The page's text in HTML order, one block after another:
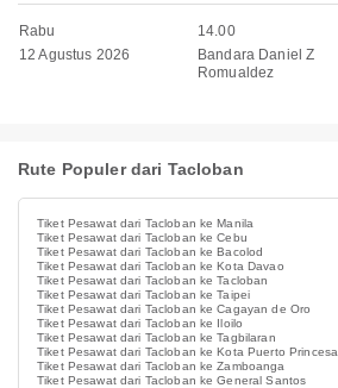
Rabu
12 Agustus 2026
14.00
Bandara Daniel Z
Romualdez
Rute Populer dari Tacloban
Tiket Pesawat dari Tacloban ke Manila
Tiket Pesawat dari Tacloban ke Cebu
Tiket Pesawat dari Tacloban ke Bacolod
Tiket Pesawat dari Tacloban ke Kota Davao
Tiket Pesawat dari Tacloban ke Tacloban
Tiket Pesawat dari Tacloban ke Taipei
Tiket Pesawat dari Tacloban ke Cagayan de Oro
Tiket Pesawat dari Tacloban ke Iloilo
Tiket Pesawat dari Tacloban ke Tagbilaran
Tiket Pesawat dari Tacloban ke Kota Puerto Princesa
Tiket Pesawat dari Tacloban ke Zamboanga
Tiket Pesawat dari Tacloban ke General Santos